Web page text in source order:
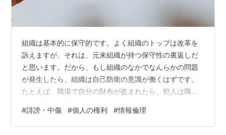
組織は基本的に保守的です。よく組織のトップは改革を
訴えますが、それは、元来組織が持つ保守性の裏返しだ
と思います。だから、もし組織のなかでなんらかの問題
が発生したら、組織は自己防衛の意識が働くはずです。
たとえば、職場で自分の財布が盗まれたら、犯人は職場
た人は、職場の上司に相談するのが普通だと思います。
防犯カメラが設置されている職場は少ないと思います
#誹謗・中傷 #個人の権利 #情報倫理